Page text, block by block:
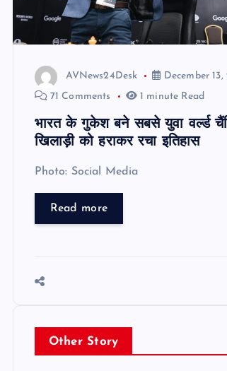
AVNews24Desk
December 13,
71 Comments
1 minute Read
भारत के गुकेश बने सबसे युवा वर्ल्ड
खिलाड़ी को हराकर रचा इतिहास
Photo: Social Media
Read more
Other Story